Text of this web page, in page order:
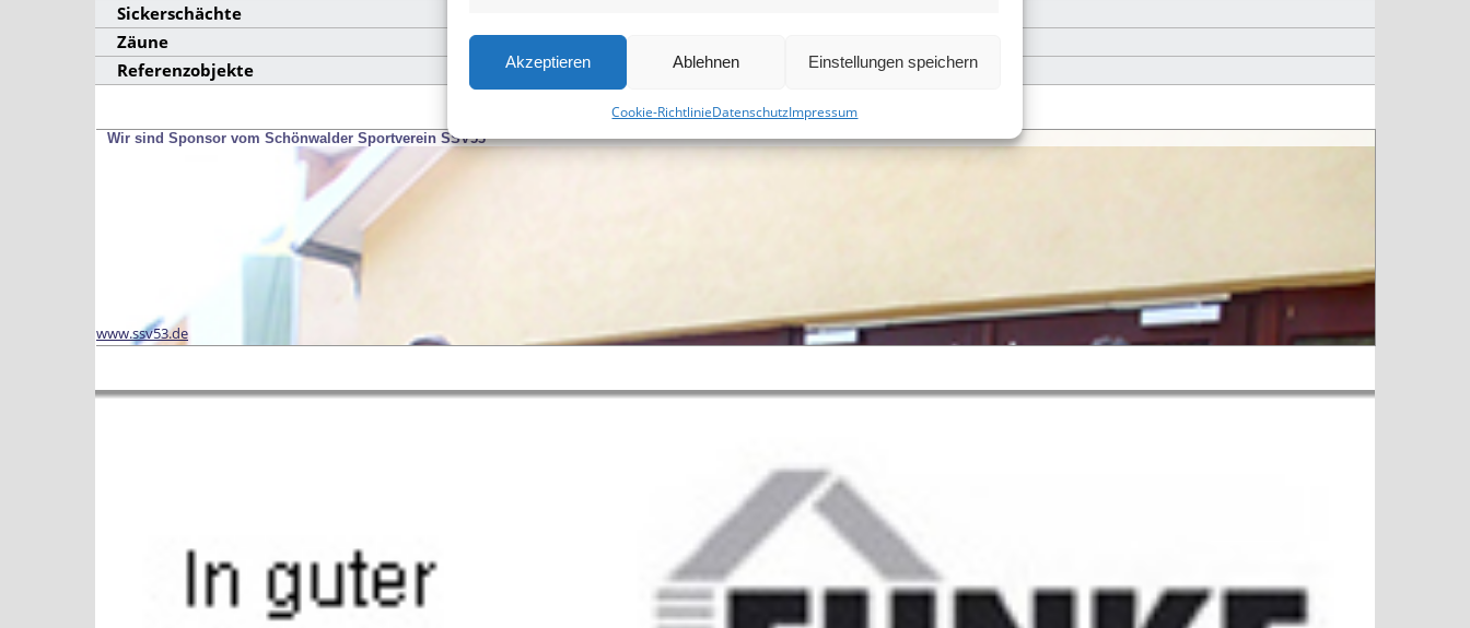
Akzeptieren Ablehnen Einstellungen speichern
Cookie-RichtlinieDatenschutzImpressum
Sickerschächte
Zäune
Referenzobjekte
Wir sind Sponsor vom Schönwalder Sportverein SSV53
www.ssv53.de